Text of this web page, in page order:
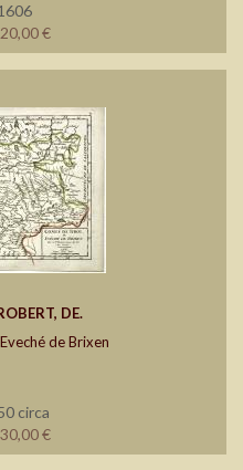
€
DE.
de Brixen
circa
€